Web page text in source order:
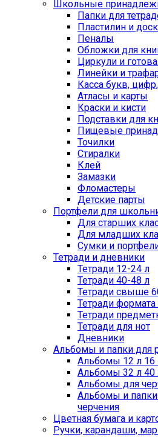
Школьные
Папки для
Пластилин и
Пеналы
Обложки для
Циркули и
Линейки и
Касса букв,
Атласы и карты
Краски и кисти
Подставки для
Пищевые
Точилки
Стиралки
Клей
Замазки
Фломастеры
Детские парты
Портфели для
Для старших
Для младших
Сумки и
Тетради и дневники
Тетради 12-24 л
Тетради 40-48 л
Тетради свыше
Тетради
Тетради
Тетради для нот
Дневники
Альбомы и папки для
Альбомы 12 л 16
Альбомы 32 л 40
Альбомы для
Альбомы и
черчения
Цветная бумага и
Ручки, карандаши,